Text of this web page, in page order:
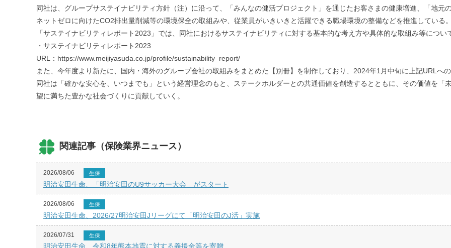
同社は、グループサステイナビリティ方針（注）に沿って、「みんなの健活プロジェクト」を通じたお客さまの健康増進、「地
ネットゼロに向けたCO2排出量削減等の環境保全の取組みや、従業員がいきいきと活躍できる職場環境の整備などを推進している
「サステイナビリティレポート2023」では、同社におけるサステイナビリティに対する基本的な考え方や具体的な取組み等につい
・サステイナビリティレポート2023
URL：https://www.meijiyasuda.co.jp/profile/sustainability_report/
また、今年度より新たに、国内・海外のグループ会社の取組みをまとめた【別冊】を制作しており、2024年1月中旬に上記URLへ
同社は「確かな安心を、いつまでも」という経営理念のもと、ステークホルダーとの共通価値を創造するとともに、その価値を「
望に満ちた豊かな社会づくりに貢献していく。
関連記事（保険業界ニュース）
2026/08/06 生保
明治安田生命、「明治安田のU9サッカー大会」がスタート
2026/08/06 生保
明治安田生命、2026/27明治安田Jリーグにて「明治安田のJ活」実施
2026/07/31 生保
明治安田生命、令和8年熊本地震に対する義援金等を寄贈